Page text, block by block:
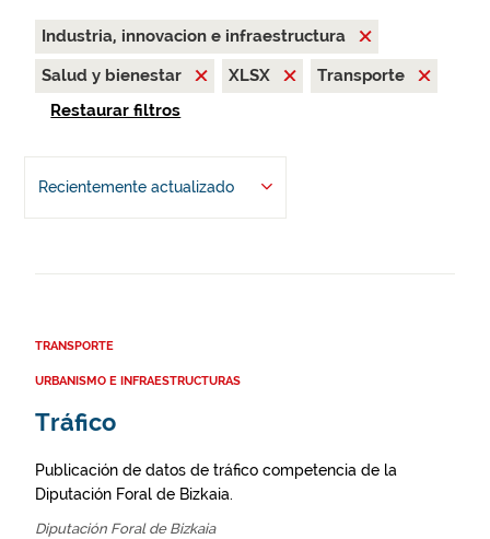
Industria, innovacion e infraestructura
Salud y bienestar
XLSX
Transporte
Restaurar filtros
Recientemente actualizado
TRANSPORTE
URBANISMO E INFRAESTRUCTURAS
Tráfico
Publicación de datos de tráfico competencia de la
Diputación Foral de Bizkaia.
Diputación Foral de Bizkaia